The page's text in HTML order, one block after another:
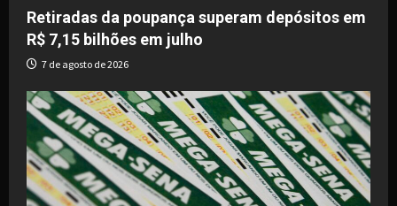
o
n
Retiradas da poupança superam depósitos em
R$ 7,15 bilhões em julho
7 de agosto de 2026